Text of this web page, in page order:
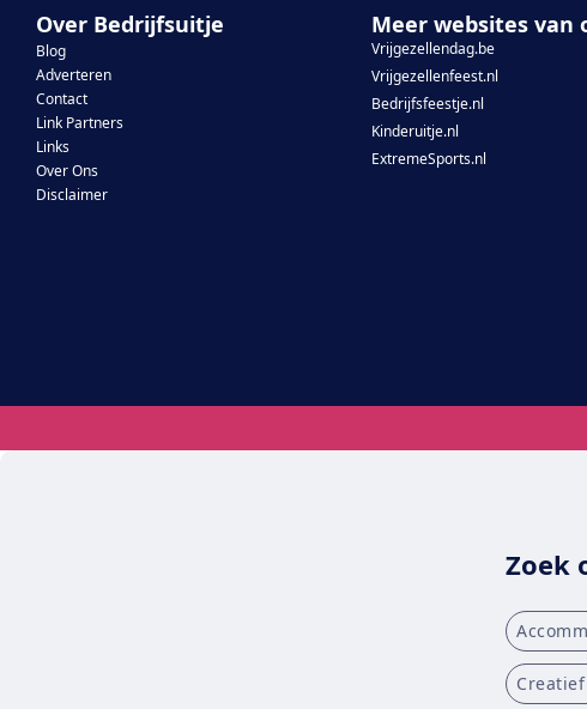
Over Bedrijfsuitje
Blog
Adverteren
Contact
Link Partners
Links
Over Ons
Disclaimer
Meer websites van
Vrijgezellendag.be
Vrijgezellenfeest.nl
Bedrijfsfeestje.nl
Kinderuitje.nl
ExtremeSports.nl
Zoek
Creatief